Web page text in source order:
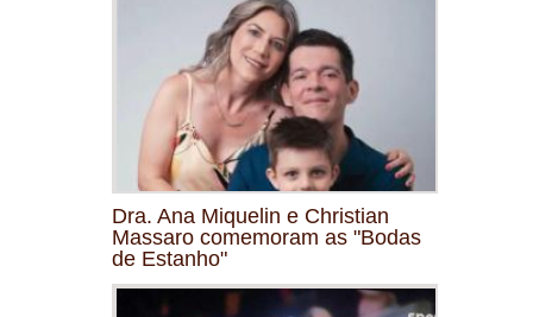
Dra. Ana Miquelin e Christian
Massaro comemoram as "Bodas
de Estanho"